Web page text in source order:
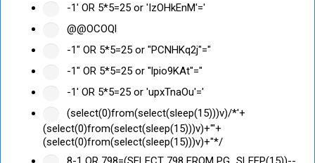
-1' OR 5*5=25 or 'IzOHkEnM'='
@@OCOQl
-1" OR 5*5=25 or "PCNHKq2j"="
-1" OR 5*5=25 or "lpio9KAt"="
-1' OR 5*5=25 or 'upxTnaOu'='
(select(0)from(select(sleep(15)))v)/*'+
(select(0)from(select(sleep(15)))v)+'"+
(select(0)from(select(sleep(15)))v)+"*/